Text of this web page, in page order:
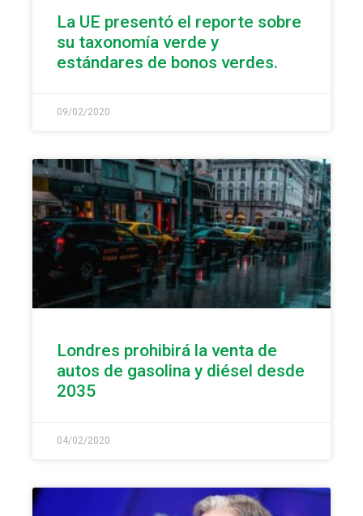
La UE presentó el reporte sobre
su taxonomía verde y
estándares de bonos verdes.
09/02/2020
Londres prohibirá la venta de
autos de gasolina y diésel desde
2035
04/02/2020